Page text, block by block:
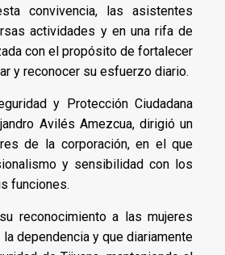
convivencia, las asistentes
actividades y en una rifa de
con el propósito de fortalecer
y reconocer su esfuerzo diario.
y Protección Ciudadana
Avilés Amezcua, dirigió un
de la corporación, en el que
y sensibilidad con los
funciones.
reconocimiento a las mujeres
dependencia y que diariamente